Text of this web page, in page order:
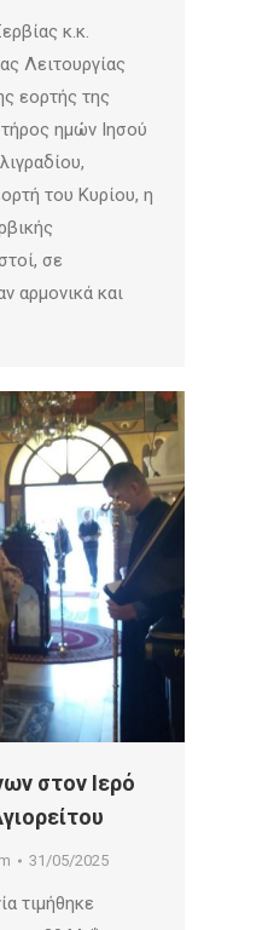
κ.κ.
Λειτουργίας
εορτής της
ημών Ιησού
του Κυρίου, η
σε
αρμονικά και
στον Ιερό
31/05/2025
τιμήθηκε